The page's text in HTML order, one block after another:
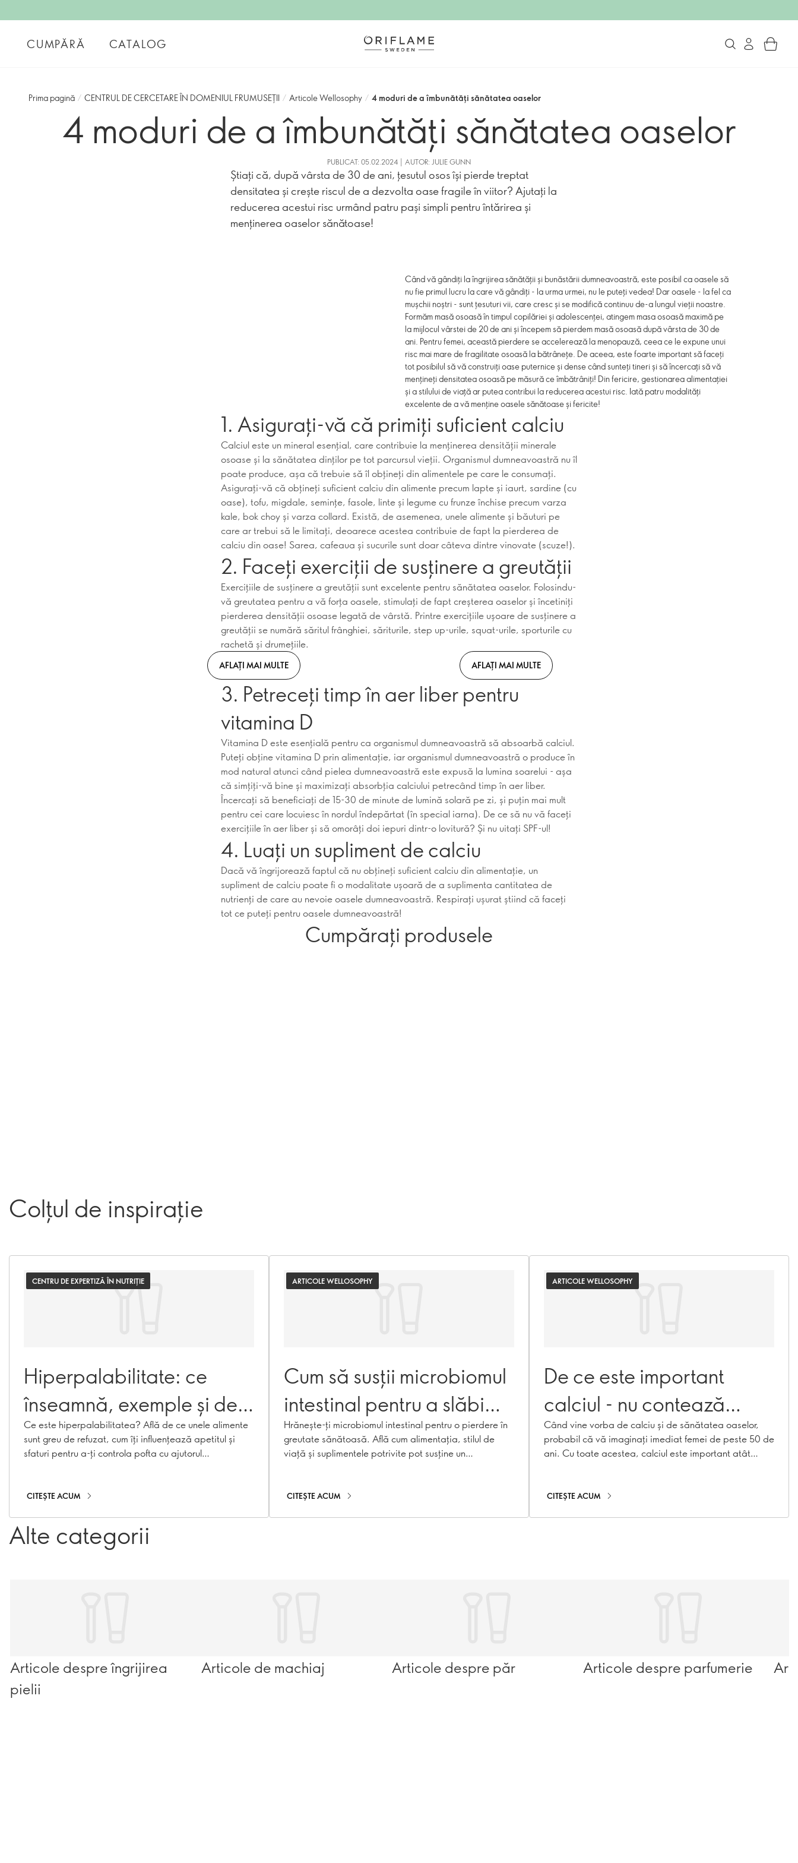
CUMPĂRĂ CATALOG
Prima pagină / CENTRUL DE CERCETARE ÎN DOMENIUL FRUMUSEȚII / Articole Wellosophy / 4 moduri de a îmbunătăți sănătatea oaselor
4 moduri de a îmbunătăți sănătatea oaselor
PUBLICAT: 05.02.2024 | AUTOR: JULIE GUNN
Știați că, după vârsta de 30 de ani, țesutul osos își pierde treptat
densitatea și crește riscul de a dezvolta oase fragile în viitor? Ajutați la
reducerea acestui risc urmând patru pași simpli pentru întărirea și
menținerea oaselor sănătoase!
Când vă gândiți la îngrijirea sănătății și bunăstării dumneavoastră, este posibil ca oasele să
nu fie primul lucru la care vă gândiți - la urma urmei, nu le puteți vedea! Dar oasele - la fel ca
mușchii noștri - sunt țesuturi vii, care cresc și se modifică continuu de-a lungul vieții noastre.
Formăm masă osoasă în timpul copilăriei și adolescenței, atingem masa osoasă maximă pe
la mijlocul vârstei de 20 de ani și începem să pierdem masă osoasă după vârsta de 30 de
ani. Pentru femei, această pierdere se accelerează la menopauză, ceea ce le expune unui
risc mai mare de fragilitate osoasă la bătrânețe. De aceea, este foarte important să faceți
tot posibilul să vă construiți oase puternice și dense când sunteți tineri și să încercați să vă
mențineți densitatea osoasă pe măsură ce îmbătrâniți! Din fericire, gestionarea alimentației
și a stilului de viață ar putea contribui la reducerea acestui risc. Iată patru modalități
excelente de a vă menține oasele sănătoase și fericite!
1. Asigurați-vă că primiți suficient calciu
Calciul este un mineral esențial, care contribuie la menținerea densității minerale
osoase și la sănătatea dinților pe tot parcursul vieții. Organismul dumneavoastră nu îl
poate produce, așa că trebuie să îl obțineți din alimentele pe care le consumați.
Asigurați-vă că obțineți suficient calciu din alimente precum lapte și iaurt, sardine (cu
oase), tofu, migdale, semințe, fasole, linte și legume cu frunze închise precum varza
kale, bok choy și varza collard. Există, de asemenea, unele alimente și băuturi pe
care ar trebui să le limitați, deoarece acestea contribuie de fapt la pierderea de
calciu din oase! Sarea, cafeaua și sucurile sunt doar câteva dintre vinovate (scuze!).
2. Faceți exerciții de susținere a greutății
Exercițiile de susținere a greutății sunt excelente pentru sănătatea oaselor. Folosindu-
vă greutatea pentru a vă forța oasele, stimulați de fapt creșterea oaselor și încetiniți
pierderea densității osoase legată de vârstă. Printre exercițiile ușoare de susținere a
greutății se numără săritul frânghiei, săriturile, step up-urile, squat-urile, sporturile cu
rachetă și drumețiile.
AFLAȚI MAI MULTE AFLAȚI MAI MULTE
3. Petreceți timp în aer liber pentru
vitamina D
Vitamina D este esențială pentru ca organismul dumneavoastră să absoarbă calciul.
Puteți obține vitamina D prin alimentație, iar organismul dumneavoastră o produce în
mod natural atunci când pielea dumneavoastră este expusă la lumina soarelui - așa
că simțiți-vă bine și maximizați absorbția calciului petrecând timp în aer liber.
Încercați să beneficiați de 15-30 de minute de lumină solară pe zi, și puțin mai mult
pentru cei care locuiesc în nordul îndepărtat (în special iarna). De ce să nu vă faceți
exercițiile în aer liber și să omorâți doi iepuri dintr-o lovitură? Și nu uitați SPF-ul!
4. Luați un supliment de calciu
Dacă vă îngrijorează faptul că nu obțineți suficient calciu din alimentație, un
supliment de calciu poate fi o modalitate ușoară de a suplimenta cantitatea de
nutrienți de care au nevoie oasele dumneavoastră. Respirați ușurat știind că faceți
tot ce puteți pentru oasele dumneavoastră!
Cumpărați produsele
Colțul de inspirație
CENTRU DE EXPERTIZĂ ÎN NUTRIȚIE
Hiperpalabilitate: ce
înseamnă, exemple și de
ce nu te poți opri din
mâncat
Ce este hiperpalabilitatea? Află de ce unele alimente
sunt greu de refuzat, cum îți influențează apetitul și
sfaturi pentru a-ți controla pofta cu ajutorul
CITEȘTE ACUM
ARTICOLE WELLOSOPHY
Cum să susții microbiomul
intestinal pentru a slăbi
sănătos
Hrănește-ți microbiomul intestinal pentru o pierdere în
greutate sănătoasă. Află cum alimentația, stilul de
viață și suplimentele potrivite pot susține un
CITEȘTE ACUM
ARTICOLE WELLOSOPHY
De ce este important
calciul - nu contează
vârsta!
Când vine vorba de calciu și de sănătatea oaselor,
probabil că vă imaginați imediat femei de peste 50 de
ani. Cu toate acestea, calciul este important atât
este important în fiecare etapă a vieții și cum vă puteți
CITEȘTE ACUM
Alte categorii
Articole despre îngrijirea
pielii
Articole de machiaj Articole despre păr Articole despre parfumerie